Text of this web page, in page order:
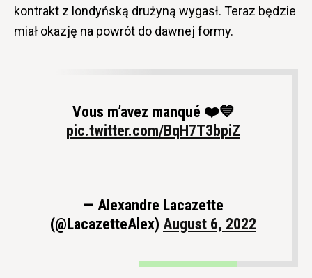
kontrakt z londyńską drużyną wygasł. Teraz będzie
miał okazję na powrót do dawnej formy.
Vous m’avez manqué ❤️💙
pic.twitter.com/BqH7T3bpiZ
— Alexandre Lacazette
(@LacazetteAlex) August 6, 2022